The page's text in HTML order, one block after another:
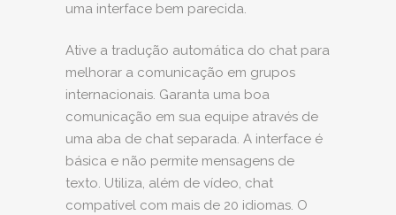
uma interface bem parecida.
Ative a tradução automática do chat para
melhorar a comunicação em grupos
internacionais. Garanta uma boa
comunicação em sua equipe através de
uma aba de chat separada. A interface é
básica e não permite mensagens de
texto. Utiliza, além de vídeo, chat
compatível com mais de 20 idiomas. O